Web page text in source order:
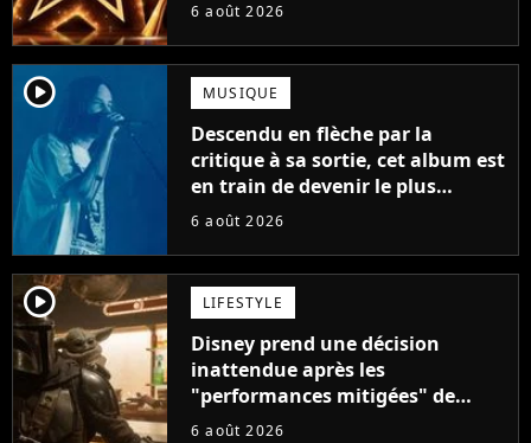
6 août 2026
player2 MUSIQUE
Descendu en flèche par la
critique à sa sortie, cet album est
en train de devenir le plus
populaire de son auteur
6 août 2026
player2 LIFESTYLE
Disney prend une décision
inattendue après les
"performances mitigées" de
Vaiana et The Mandalorian &
6 août 2026